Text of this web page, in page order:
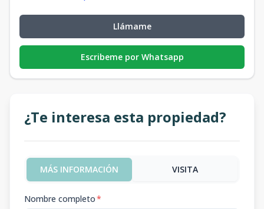
Llámame
Escribeme por Whatsapp
¿Te interesa esta propiedad?
MÁS INFORMACIÓN VISITA
Nombre completo*